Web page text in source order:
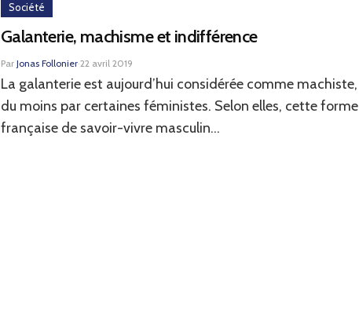
Société
Galanterie, machisme et indifférence
Par Jonas Follonier·22 avril 2019
La galanterie est aujourd’hui considérée comme machiste,
du moins par certaines féministes. Selon elles, cette forme
française de savoir-vivre masculin...